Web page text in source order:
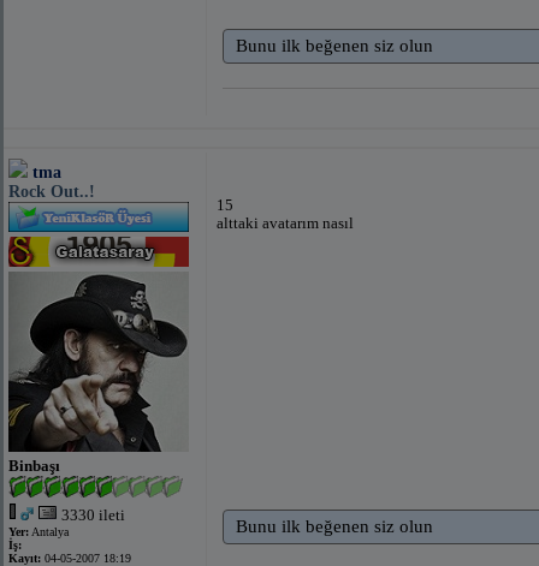
Bunu ilk beğenen siz olun
tma
Rock Out..!
Binbaşı
3330 ileti
Yer: Antalya
İş:
Kayıt: 04-05-2007 18:19
15
alttaki avatarım nasıl
Bunu ilk beğenen siz olun